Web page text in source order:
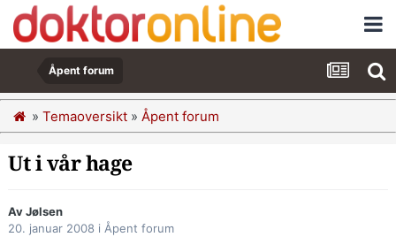
Åpent forum
» Temaoversikt » Åpent forum
Ut i vår hage
Av Jølsen
20. januar 2008 i Åpent forum